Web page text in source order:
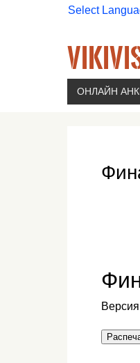
Select
Г. МОСКВА,
ОНЛАЙН